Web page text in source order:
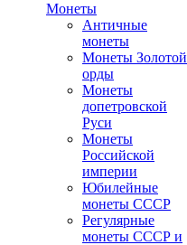
Монеты
Античные
монеты
Монеты Золотой
орды
Монеты
допетровской
Руси
Монеты
Российской
империи
Юбилейные
монеты СССР
Регулярные
монеты СССР и